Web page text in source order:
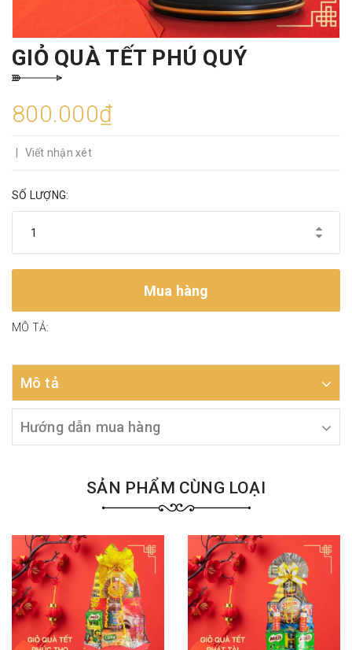
GIỎ QUÀ TẾT PHÚ QUÝ
800.000₫
Viết nhận xét
SỐ LƯỢNG:
Mua hàng
MÔ TẢ:
Mô tả
Hướng dẫn mua hàng
SẢN PHẨM CÙNG LOẠI